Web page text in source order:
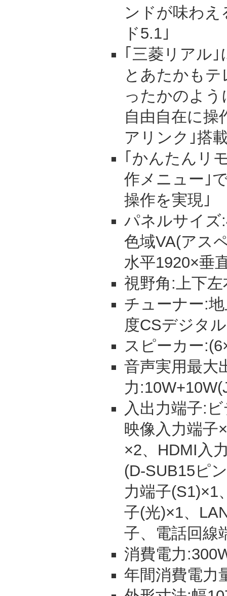
ンドが味わえ
ド5.1｣
｢三菱リアル
とあたかも
ったかのよ
自由自在に操
アリンク｣搭
｢かんたんリ
作メニュー｣
操作を実現｣
パネルサイズ
色域VA(アス
水平1920×垂
視野角:上下
チューナー:
度CSデジタ
スピーカー
音声実用最大
力
入出力端子:
映像入力端子
×2、HDMI入
(D-SUB15ピ
力端子(S1)×1
子(光)×1、
子、電話回線
消費電力
年間消費電力